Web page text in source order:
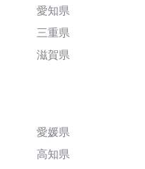
愛知県
三重県
滋賀県
愛媛県
高知県